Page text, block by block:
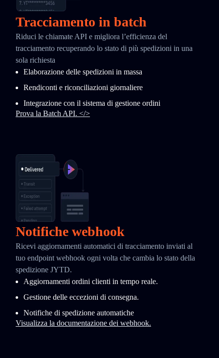
Tracciamento in batch
Riduci le chiamate API e migliora l’efficienza del
tracciamento recuperando lo stato di più spedizioni in una
sola richiesta
Elaborazione delle spedizioni in massa
Rendiconti e riconciliazioni giornaliere
Integrazione con il sistema di gestione ordini
Prova la Batch API. </>
Notifiche webhook
Ricevi aggiornamenti automatici di tracciamento inviati al
tuo endpoint webhook ogni volta che cambia lo stato della
spedizione JYTD.
Aggiornamenti ordini clienti in tempo reale.
Gestione delle eccezioni di consegna.
Notifiche di spedizione automatiche
Visualizza la documentazione dei webhook.